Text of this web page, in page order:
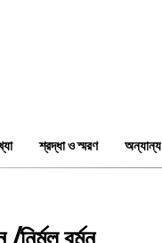
শ্রদ্ধা ও স্মরণ অন্যান্য
নির্মল বর্মন